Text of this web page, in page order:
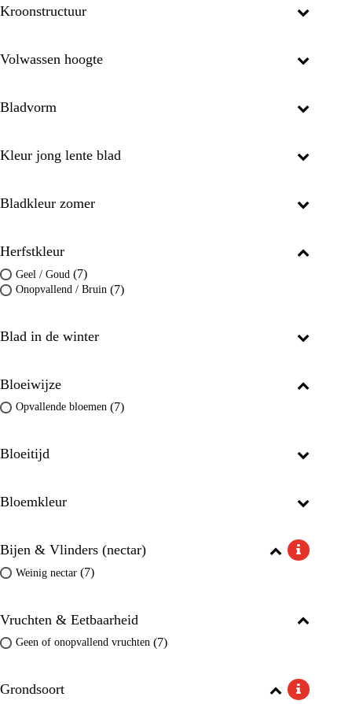
Kroonstructuur
Volwassen hoogte
Bladvorm
Kleur jong lente blad
Bladkleur zomer
Herfstkleur
Geel / Goud (7)
Onopvallend / Bruin (7)
Blad in de winter
Bloeiwijze
Opvallende bloemen (7)
Bloeitijd
Bloemkleur
Bijen & Vlinders (nectar)
Weinig nectar (7)
Vruchten & Eetbaarheid
Geen of onopvallend vruchten (7)
Grondsoort